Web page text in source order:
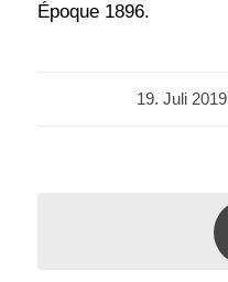
Époque 1896.
19. Juli 2019
/